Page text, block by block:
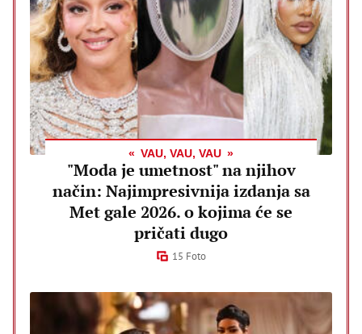
VAU, VAU, VAU
"Moda je umetnost" na njihov
način: Najimpresivnija izdanja sa
Met gale 2026. o kojima će se
pričati dugo
15 Foto